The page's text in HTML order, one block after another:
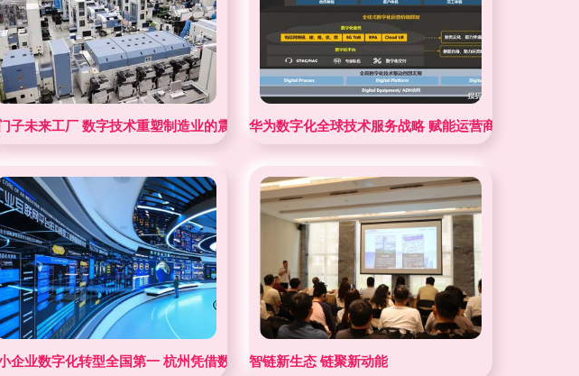
边界
子未来工厂 数字技术重塑制造业的震撼图景华为数字化全球技术服务战略 赋能运营商数字化转型
技馆标杆
企业数字化转型全国第一 杭州凭借数字技术服务制胜的关键因素
智链新生态 链聚新动能